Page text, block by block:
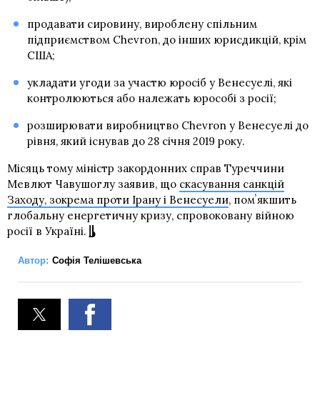
продавати сировину, вироблену спільним
підприємством Chevron, до інших юрисдикцій, крім
США;
укладати угоди за участю юросіб у Венесуелі, які
контролюються або належать юрособі з росії;
розширювати виробництво Chevron у Венесуелі до
рівня, який існував до 28 січня 2019 року.
Місяць тому міністр закордонних справ Туреччини
Мевлют Чавушоглу заявив, що скасування санкцій
Заходу, зокрема проти Ірану і Венесуели, помʼякшить
глобальну енергетичну кризу, спровоковану війною
росії в Україні.
Автор: Софія Телішевська